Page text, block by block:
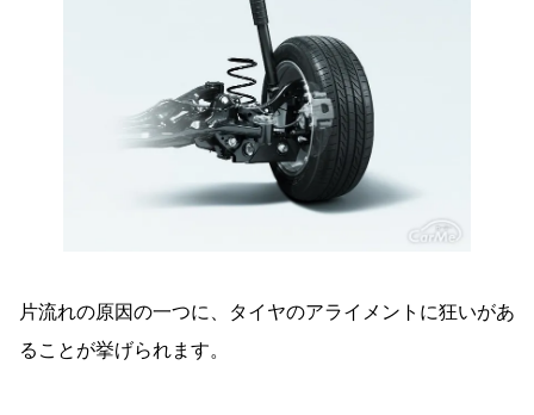
片流れの原因の一つに、タイヤのアライメントに狂いがあ
ることが挙げられます。